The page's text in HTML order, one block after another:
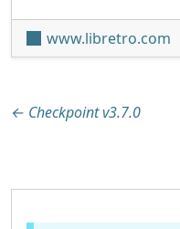
www.libretro.com
← Checkpoint v3.7.0